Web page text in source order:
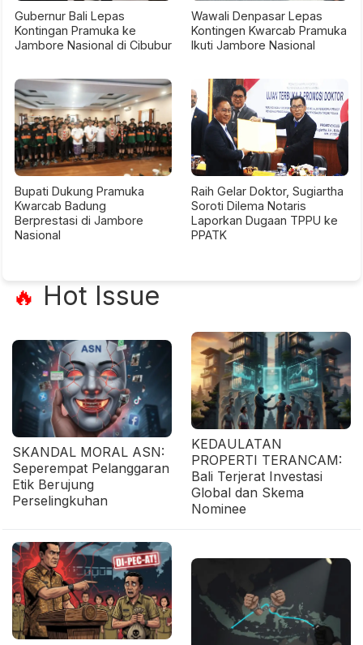
Gubernur Bali Lepas
Kontingan Pramuka ke
Jambore Nasional di Cibubur
Wawali Denpasar Lepas
Kontingen Kwarcab Pramuka
Ikuti Jambore Nasional
Bupati Dukung Pramuka
Kwarcab Badung
Berprestasi di Jambore
Nasional
Raih Gelar Doktor, Sugiartha
Soroti Dilema Notaris
Laporkan Dugaan TPPU ke
PPATK
🔥 Hot Issue
SKANDAL MORAL ASN:
Seperempat Pelanggaran
Etik Berujung
Perselingkuhan
KEDAULATAN
PROPERTI TERANCAM:
Bali Terjerat Investasi
Global dan Skema
Nominee